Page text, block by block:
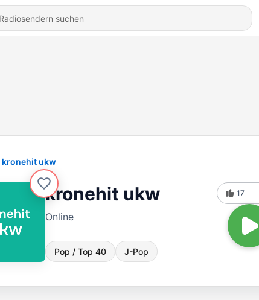
kronehit ukw
kronehit ukw
Online
Pop / Top 40 J-Pop
17